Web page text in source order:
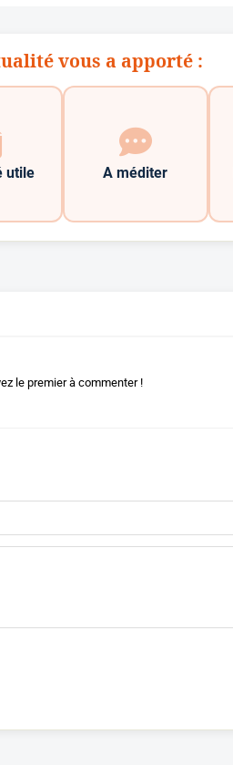
vous a apporté :
utile A méditer
le premier à commenter !